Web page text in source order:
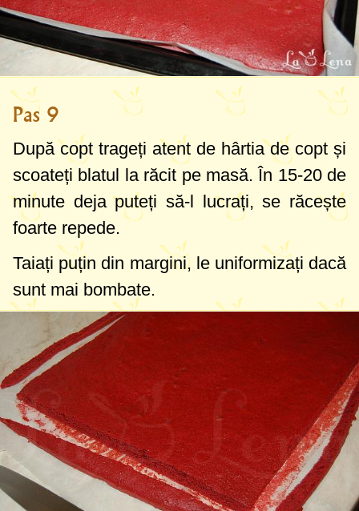
Pas 9
După copt trageți atent de hârtia de copt și
scoateți blatul la răcit pe masă. În 15-20 de
minute deja puteți să-l lucrați, se răcește
foarte repede.
Taiați puțin din margini, le uniformizați dacă
sunt mai bombate.